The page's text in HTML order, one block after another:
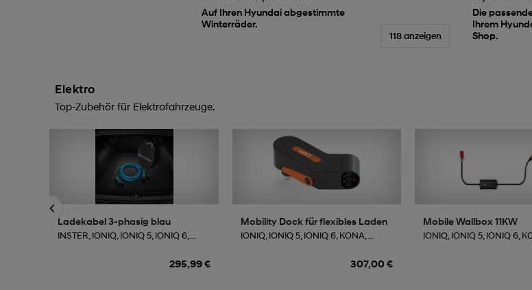
Auf Ihren Hyundai abgestimmte
Winterräder.
118 anzeigen
Die
Ihrem
Shop.
Elektro
Top-Zubehör für Elektrofahrzeuge.
Ladekabel 3-phasig blau
INSTER, IONIQ, IONIQ 5, IONIQ 6, ...
295,99 €
Mobility Dock für flexibles Laden
IONIQ, IONIQ 5, IONIQ 6, KONA, ...
307,00 €
Mobile Wallbox 11KW
IONIQ, IONIQ 5, IONIQ 6,